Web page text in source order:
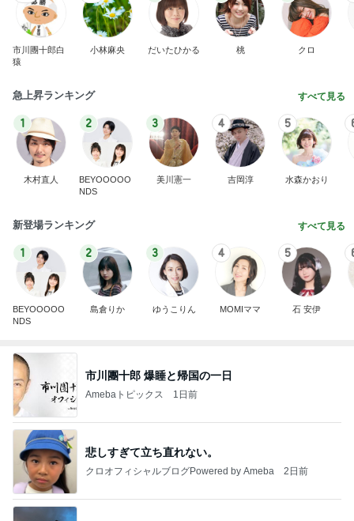
市川團十郎白
猿
小林麻央 だいたひかる 桃 クロ
急上昇ランキング すべて見る
1
木村直人
2
BEYOOOOO
NDS
3
美川憲一
4
吉岡淳
5
水森かおり
新登場ランキング すべて見る
1
BEYOOOOO
NDS
2
島倉りか
3
ゆうこりん
4
MOMIママ
5
石 安伊
市川團十郎 爆睡と帰国の一日
Amebaトピックス 1日前
悲しすぎて立ち直れない。
クロオフィシャルブログPowered by Ameba 2日前